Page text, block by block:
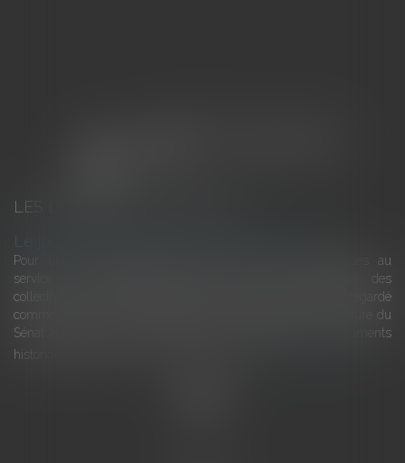
LES DERNIÈRES ACTUALITÉS
Le joug léger des monuments historiques
Pour une gestion patrimoniale des monuments historiques au
service du développement économique et touristique des
collectivités Le monument historique a longtemps été regardé
comme une charge. Le rapport que la commission de la culture du
Sénat a consacré, en juillet 2026, à la gestion des monuments
historiques invite à y voir aussi une ressour...